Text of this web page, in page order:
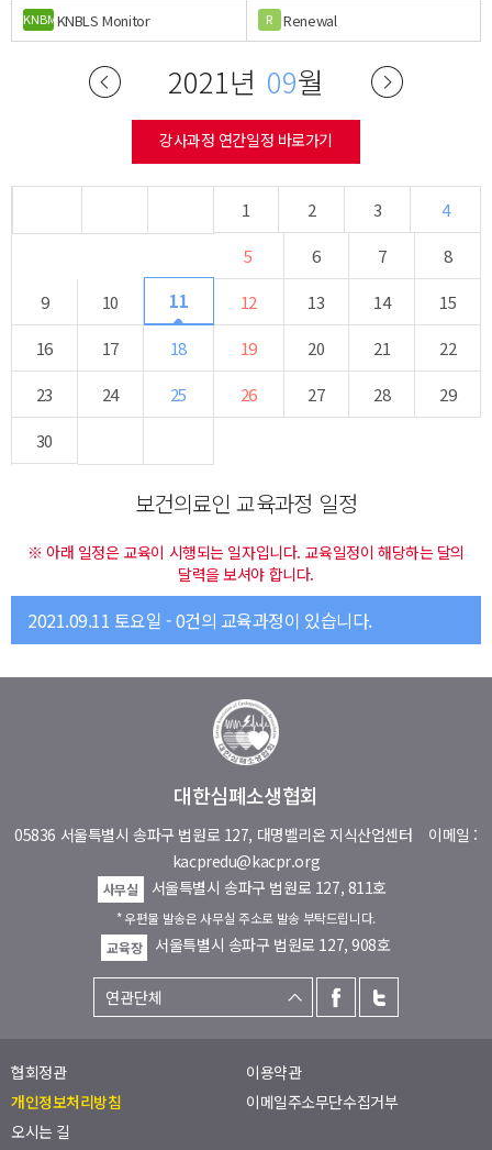
KNBMKNBLS Monitor R Renewal
2021년 09월
강사과정 연간일정 바로가기
1 2 3
4
5
6 7
8
9
10 11 12 13 14
15
16
17 18 19 20 21
22
23
24 25 26 27 28
29
30
보건의료인 교육과정 일정
※ 아래 일정은 교육이 시행되는 일자입니다. 교육일정이 해당하는 달의
달력을 보셔야 합니다.
2021.09.11 토요일 - 0건의 교육과정이 있습니다.
대한심폐소생협회
05836 서울특별시 송파구 법원로 127, 대명벨리온 지식산업센터 이메일 :
kacpredu@kacpr.org
사무실 서울특별시 송파구 법원로 127, 811호
* 우편물 발송은 사무실 주소로 발송 부탁드립니다.
교육장
서울특별시 송파구 법원로 127, 908호
협회정관
이용약관
개인정보처리방침
이메일주소무단수집거부
오시는 길